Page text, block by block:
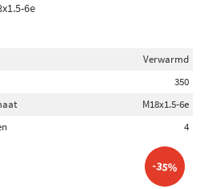
6e
Verwarmd
350
M18x1.5-6e
4
-35%